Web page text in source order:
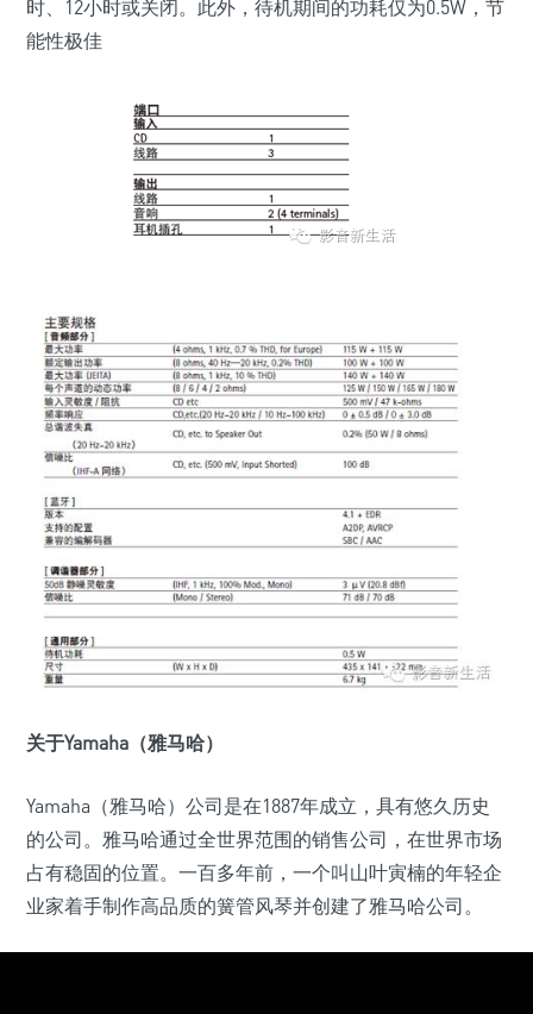
时、12小时或关闭。此外，待机期间的功耗仅为0.5W，节
能性极佳
关于Yamaha（雅马哈）
Yamaha（雅马哈）公司是在1887年成立，具有悠久历史
的公司。雅马哈通过全世界范围的销售公司，在世界市场
占有稳固的位置。一百多年前，一个叫山叶寅楠的年轻企
业家着手制作高品质的簧管风琴并创建了雅马哈公司。